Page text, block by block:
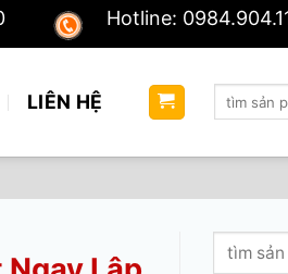
Hotline:
LIÊN HỆ
Tìm